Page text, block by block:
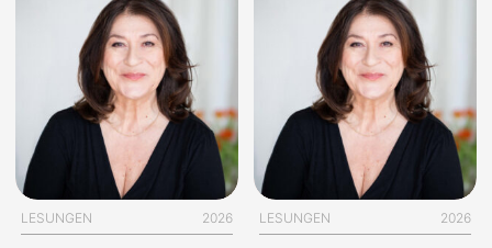
LESUNGEN 2026 LESUNGEN 2026